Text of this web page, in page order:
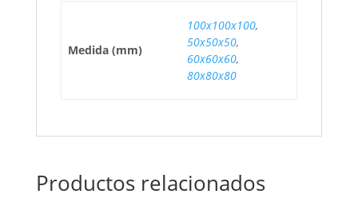
Medida (mm)
100x100x100,
50x50x50,
60x60x60,
80x80x80
Productos relacionados